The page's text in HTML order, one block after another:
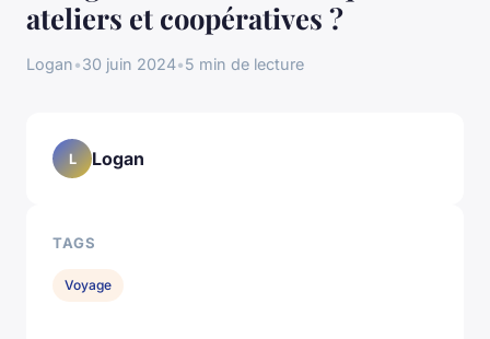
ateliers et coopératives ?
Logan•30 juin 2024•5 min de lecture
L Logan
TAGS
Voyage